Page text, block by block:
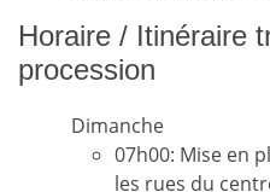
Horaire / Itinéraire
procession
Dimanche
07h00: Mise en
les rues du